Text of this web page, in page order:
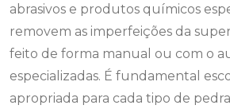
abrasivos e produtos químicos
removem as imperfeições da
feito de forma manual ou com o
especializadas. É fundamental
apropriada para cada tipo de